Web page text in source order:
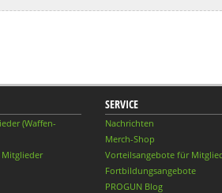
(Waffen-
SERVICE
Nachrichten
Merch-Shop
Vorteilsangebote für
Fortbildungsangebote
PROGUN Blog